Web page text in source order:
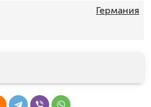
Германия